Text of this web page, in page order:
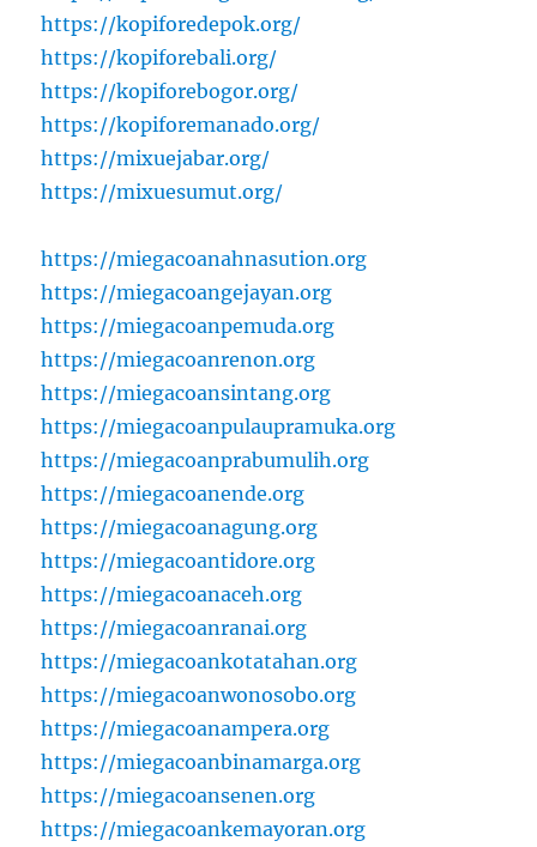
https://kopiforedepok.org/
https://kopiforebali.org/
https://kopiforebogor.org/
https://kopiforemanado.org/
https://mixuejabar.org/
https://mixuesumut.org/
https://miegacoanahnasution.org
https://miegacoangejayan.org
https://miegacoanpemuda.org
https://miegacoanrenon.org
https://miegacoansintang.org
https://miegacoanpulaupramuka.org
https://miegacoanprabumulih.org
https://miegacoanende.org
https://miegacoanagung.org
https://miegacoantidore.org
https://miegacoanaceh.org
https://miegacoanranai.org
https://miegacoankotatahan.org
https://miegacoanwonosobo.org
https://miegacoanampera.org
https://miegacoanbinamarga.org
https://miegacoansenen.org
https://miegacoankemayoran.org